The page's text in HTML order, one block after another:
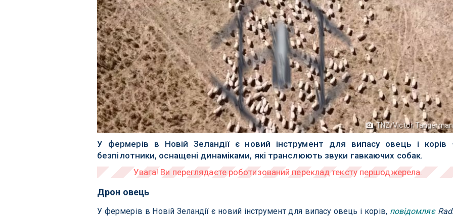
TNZ/Victor
У фермерів в Новій Зеландії є новий інструмент для випасу овець і корів
безпілотники, оснащені динаміками, які транслюють звуки гавкаючих собак.
Дрон овець
У фермерів в Новій Зеландії є новий інструмент для випасу овець і корів, повідомляє